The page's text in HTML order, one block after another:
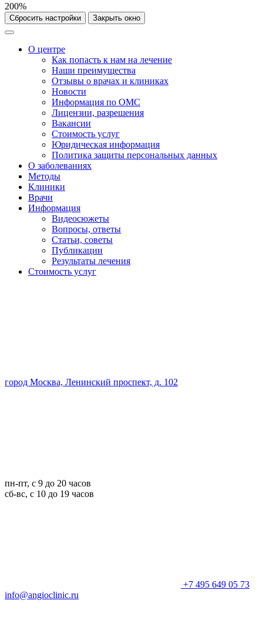
200%
Сбросить настройки Закрыть окно
О центре
Как попасть к нам на лечение
Наши преимущества
Отзывы о врачах и клиниках
Новости
Информация по ОМС
Лицензии, разрешения
Вакансии
Стоимость услуг
Юридическая информация
Политика защиты персональных данных
О заболеваниях
Методы
Клиники
Врачи
Информация
Видеосюжеты
Вопросы, ответы
Статьи, советы
Публикации
Результаты лечения
Стоимость услуг
город Москва, Ленинский проспект, д. 102
пн-пт, с 9 до 20 часов
сб-вс, с 10 до 19 часов
+7 495 649 05 73
info@angioclinic.ru